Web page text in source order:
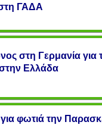
ΓΑΔΑ
στη Γερμανία για
Ελλάδα
φωτιά την